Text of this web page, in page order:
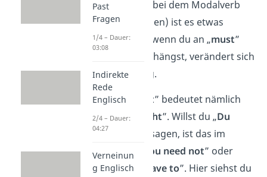
Achtung
Nur bei dem Modalverb
must” (müssen) ist es etwas
anders. Denn wenn du an „must”
” dranhängst, verändert sich
die Bedeutung.
You must not” bedeutet nämlich
Du darfst nicht”. Willst du „Du
musst nicht
” sagen, ist das im
Englischen „
You need not” oder
You do not have to”. Hier siehst du
Past
Fragen
1/4 – Dauer:
03:08
Indirekte
Rede
Englisch
2/4 – Dauer:
04:27
Verneinun
g Englisch